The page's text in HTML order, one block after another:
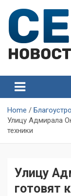
content
Севастополя
Home
Улицу Адмирала
техники
Улицу
готовят